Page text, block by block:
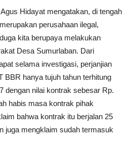
Hidayat mengatakan, di tengah
perusahaan ilegal,
kita berupaya melakukan
Desa Sumurlaban. Dari
selama investigasi, perjanjian
BBR hanya tujuh tahun terhitung
dengan nilai kontrak sebesar Rp.
habis masa kontrak pihak
bahwa kontrak itu berjalan 25
juga mengklaim sudah termasuk